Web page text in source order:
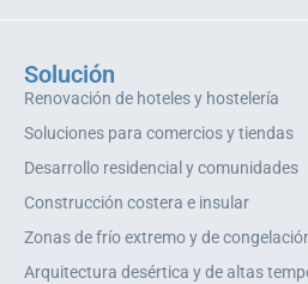
Solución
Renovación de hoteles y hostelería
Soluciones para comercios y tiendas
Desarrollo residencial y comunidades
Construcción costera e insular
Zonas de frío extremo y de
Arquitectura desértica y de altas